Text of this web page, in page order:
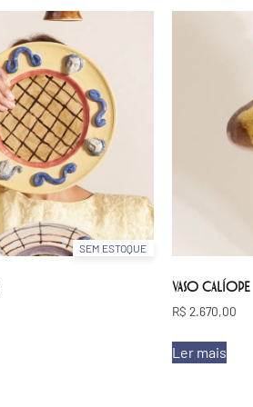
SEM ESTOQUE
VASO CALÍOPE
R$ 2.670,00
Ler mais